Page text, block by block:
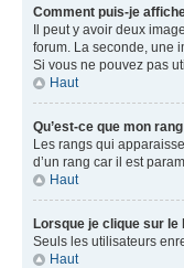
Comment puis-je
Il peut y avoir deux
forum. La seconde, une
Si vous ne pouvez pas
Haut
Qu’est-ce que mon
Les rangs qui
d’un rang car il est
Haut
Lorsque je clique sur le
Seuls les utilisateurs
Haut